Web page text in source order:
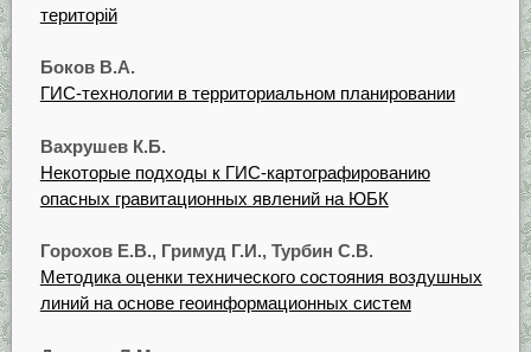
територій
Боков В.А.
ГИС-технологии в территориальном планировании
Вахрушев К.Б.
Некоторые подходы к ГИС-картографированию
опасных гравитационных явлений на ЮБК
Горохов Е.В., Гримуд Г.И., Турбин С.В.
Методика оценки технического состояния воздушных
линий на основе геоинформационных систем